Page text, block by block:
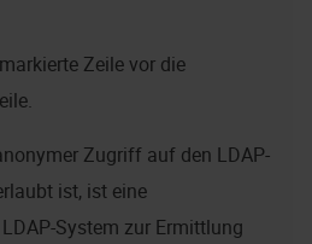
Zeile vor die
Zugriff auf den LDAP-
ist, ist eine
System zur Ermittlung